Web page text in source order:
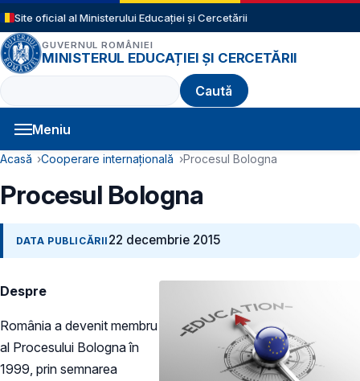
Sari la conținutul principal
Site oficial al Ministerului Educației și Cercetării
GUVERNUL ROMÂNIEI
MINISTERUL EDUCAȚIEI ȘI CERCETĂRII
Caută
Meniu
Navigație principală
Cale de navigare
Acasă Cooperare internațională Procesul Bologna
Procesul Bologna
DATA PUBLICĂRII 22 decembrie 2015
Despre
România a devenit membru
al Procesului Bologna în
1999, prin semnarea